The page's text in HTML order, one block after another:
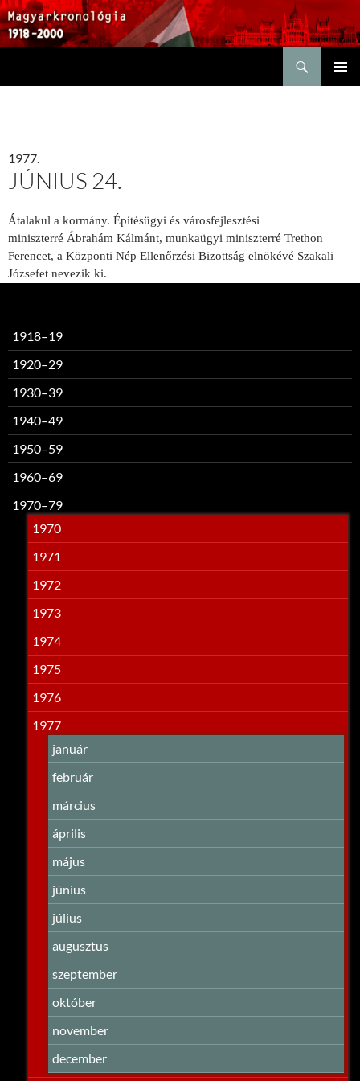
1977.
JÚNIUS 24.
Átalakul a kormány. Építésügyi és városfejlesztési
miniszterré Ábrahám Kálmánt, munkaügyi miniszterré Trethon
Ferencet, a Központi Nép Ellenőrzési Bizottság elnökévé Szakali
Józsefet nevezik ki.
1918–19
1920–29
1930–39
1940–49
1950–59
1960–69
1970–79
1970
1971
1972
1973
1974
1975
1976
1977
január
február
március
április
május
június
július
augusztus
szeptember
október
november
december